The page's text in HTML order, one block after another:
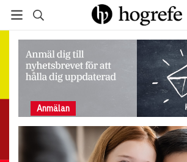
Till broschyren